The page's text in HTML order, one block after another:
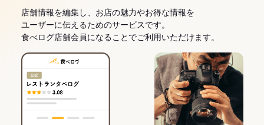
店舗情報を編集し、お店の魅力やお得な情報を
ユーザーに伝えるためのサービスです。
食べログ店舗会員になることでご利用いただけます。